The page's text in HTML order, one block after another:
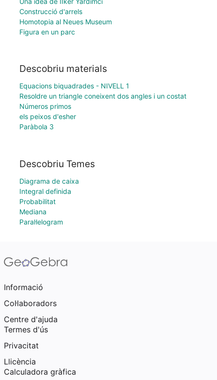
Construcció d'arrels
Homotopia al Neues Museum
Figura en un parc
Descobriu materials
Equacions biquadrades - NIVELL 1
Resoldre un triangle coneixent dos angles i un costat
Números primos
els peixos d'esher
Paràbola 3
Descobriu Temes
Diagrama de caixa
Integral definida
Probabilitat
Mediana
Paral·lelogram
Informació
Col·laboradors
Centre d'ajuda
Termes d'ús
Privacitat
Llicència
Calculadora gràfica